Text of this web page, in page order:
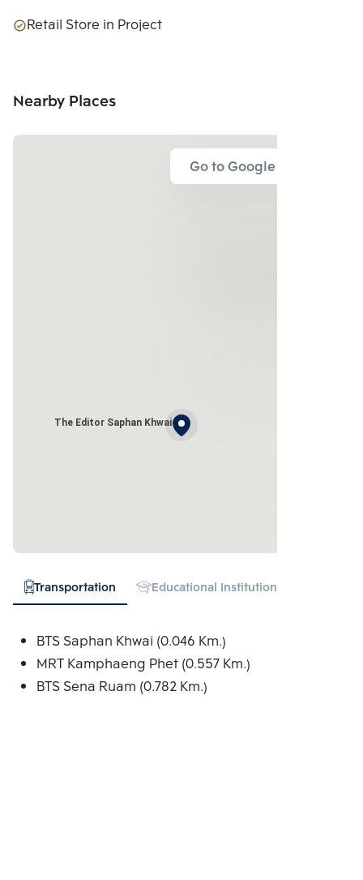
Retail Store in Project
Nearby Places
Go to Google Map
The Editor Saphan Khwai
Transportation Educational Institution
BTS Saphan Khwai (0.046 Km.)
MRT Kamphaeng Phet (0.557 Km.)
BTS Sena Ruam (0.782 Km.)